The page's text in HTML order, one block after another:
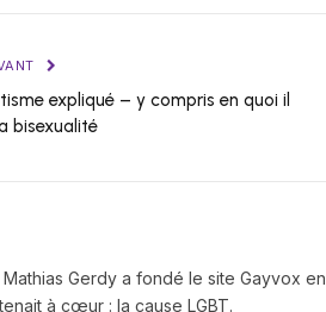
expliqué – y compris en quoi il
bisexualité
Gerdy a fondé le site Gayvox en
à cœur : la cause LGBT.